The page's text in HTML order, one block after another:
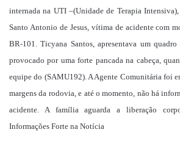
internada na UTI –(Unidade de Terapia
Santo Antonio de Jesus, vítima de acidente com
BR-101. Ticyana Santos, apresentava um
provocado por uma forte pancada na cabeça,
equipe do (SAMU192). A Agente Comunitária foi
margens da rodovia, e até o momento, não há
acidente. A família aguarda a liberação
Informações Forte na Notícia